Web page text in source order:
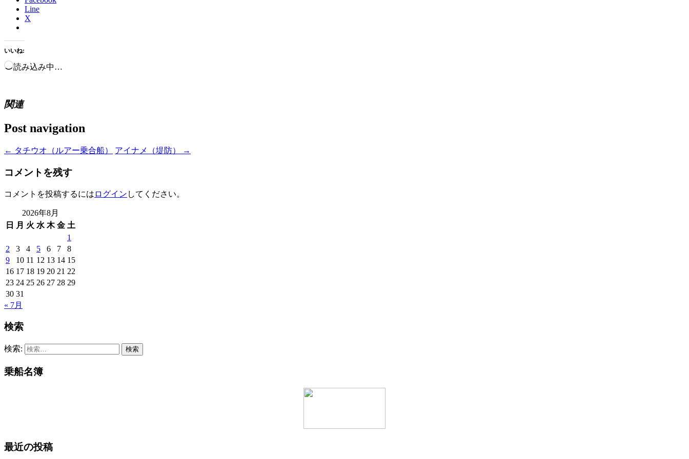
Line
X
いいね:
読み込み中…
関連
Post navigation
← タチウオ（ルアー乗合船） アイナメ（堤防） →
コメントを残す
コメントを投稿するには ログイン してください。
2026年8月
日
月 火 水 木 金 土
1
2
3 4 5 6 7
8
9
10 11 12 13 14 15
16 17 18 19 20 21 22
23 24 25 26 27 28 29
30 31
« 7月
検索
検索:
乗船名簿
最近の投稿